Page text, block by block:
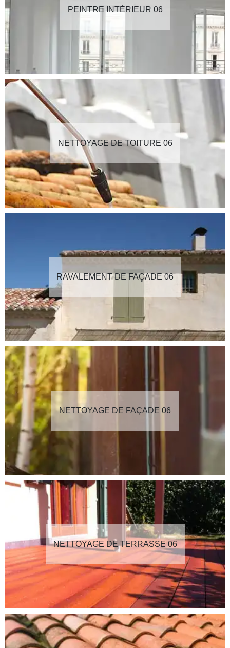
PEINTRE INTÉRIEUR 06
NETTOYAGE DE TOITURE 06
RAVALEMENT DE FAÇADE 06
NETTOYAGE DE FAÇADE 06
NETTOYAGE DE TERRASSE 06